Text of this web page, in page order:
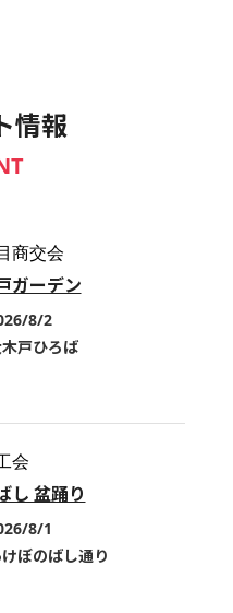
情報
商交会
ガーデン
8/2
戸ひろば
会
し 盆踊り
8/1
ぼのばし通り